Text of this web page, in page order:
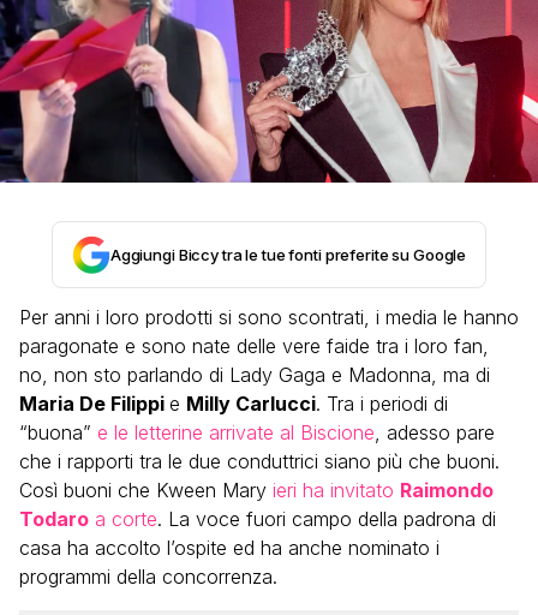
Aggiungi Biccy tra le tue fonti preferite su Google
Per anni i loro prodotti si sono scontrati, i media le hanno
paragonate e sono nate delle vere faide tra i loro fan,
no, non sto parlando di Lady Gaga e Madonna, ma di
Maria De Filippi e Milly Carlucci. Tra i periodi di
“buona” e le letterine arrivate al Biscione, adesso pare
che i rapporti tra le due conduttrici siano più che buoni.
Così buoni che Kween Mary ieri ha invitato Raimondo
Todaro a corte. La voce fuori campo della padrona di
casa ha accolto l’ospite ed ha anche nominato i
programmi della concorrenza.